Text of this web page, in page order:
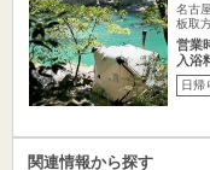
名古
板取
営業
入浴
日帰
関連情報から探す